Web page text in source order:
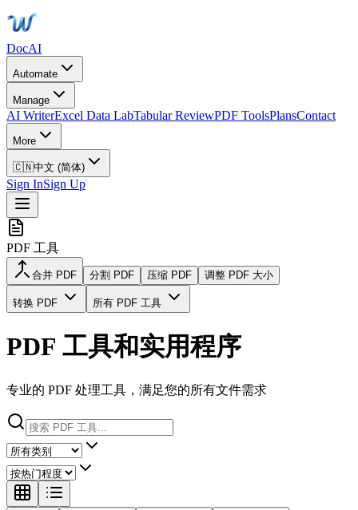
DocAI
Automate
Manage
AI WriterExcel Data LabTabular ReviewPDF ToolsPlansContact
More
🇨🇳中文 (简体)
Sign InSign Up
PDF 工具
合并 PDF 分割 PDF 压缩 PDF 调整 PDF 大小
转换 PDF 所有 PDF 工具
PDF 工具和实用程序
专业的 PDF 处理工具，满足您的所有文件需求